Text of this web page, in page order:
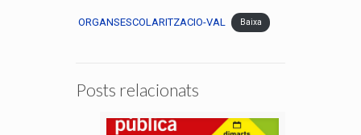
ORGANSESCOLARITZACIO-VAL Baixa
Posts relacionats